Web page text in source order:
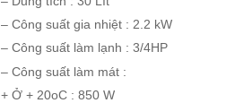
– Công suất gia nhiệt : 2.2 kW
– Công suất làm lạnh : 3/4HP
– Công suất làm mát :
+ Ở + 20oC : 850 W